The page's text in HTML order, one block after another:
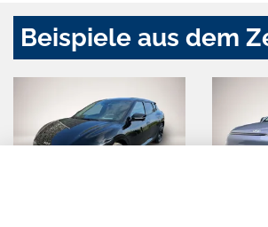
Beispiele aus dem